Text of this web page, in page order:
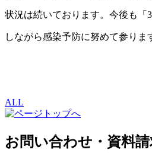
状況は続いております。今後も「
しながら感染予防に努めて参りま
シーサイ
施設長
ALL
お問い合わせ・資料